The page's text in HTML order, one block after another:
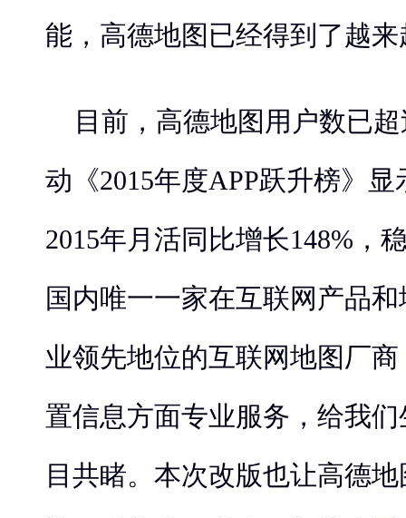
能，高德地图已经得到了越
目前，高德地图用户数已
动《2015年度APP跃升榜》
2015年月活同比增长148%，
国内唯一一家在互联网产品
业领先地位的互联网地图厂
置信息方面专业服务，给我
目共睹。本次改版也让高德